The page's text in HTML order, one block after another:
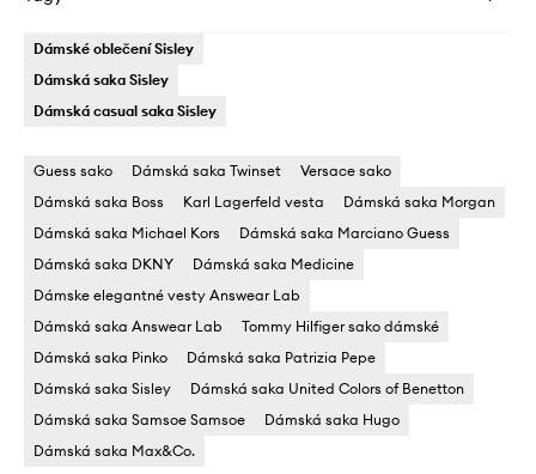
Dámské oblečení Sisley
Dámská saka Sisley
Dámská casual saka Sisley
Guess sako Dámská saka Twinset
Versace sako
Dámská saka Boss
Karl Lagerfeld vesta
Dámská saka Morgan
Dámská saka Michael Kors
Dámská saka Marciano Guess
Dámská saka DKNY
Dámská saka Medicine
Dámske elegantné vesty Answear Lab
Dámská saka Answear Lab
Tommy Hilfiger sako dámské
Dámská saka Pinko
Dámská saka Patrizia Pepe
Dámská saka Sisley
Dámská saka United Colors of Benetton
Dámská saka Samsoe Samsoe
Dámská saka Hugo
Dámská saka Max&Co.